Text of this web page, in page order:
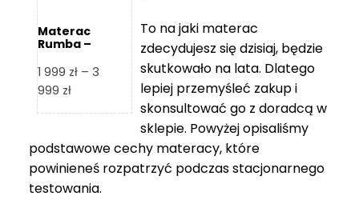
Materac
Rumba –
1 999 zł – 3
999 złZakres
1
999 zł
do
To na jaki materac
zdecydujesz się dzisiaj, będzie
skutkowało na lata. Dlatego
lepiej przemyśleć zakup i
skonsultować go z doradcą w
sklepie. Powyżej opisaliśmy
podstawowe cechy materacy, które
powinieneś rozpatrzyć podczas stacjonarnego
testowania.